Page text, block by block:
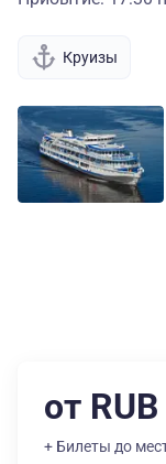
Круизы
от
+ Билеты до